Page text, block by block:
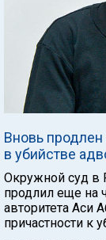
Вновь продлен
в убийстве
Окружной суд в
продлил еще на
авторитета Аси
причастности к